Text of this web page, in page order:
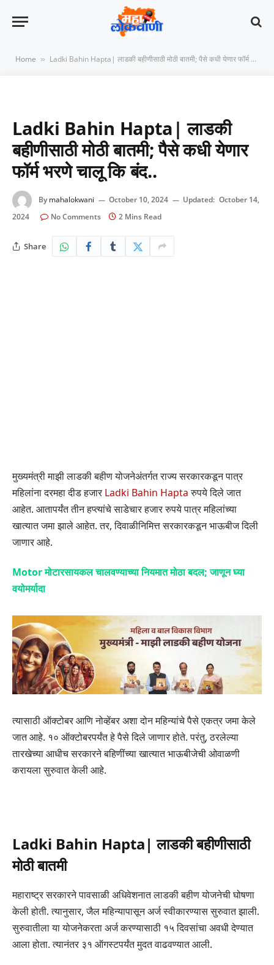
Home » Ladki Bahin Hapta| लाडकी बहीणीसाठी मोठी बातमी; पैसे कधी येणार फॉर्म भरणे चालू कि बंद..
Ladki Bahin Hapta| लाडकी
बहीणीसाठी मोठी बातमी; पैसे कधी येणार
फॉर्म भरणे चालू कि बंद..
By mahalokwani October 10, 2024 Updated: October 14,
2024
No Comments 2 Mins Read
Share
मुख्यमंत्री माझी लाडकी बहीण योजनेअंतर्गत राज्य सरकारकडून पात्र
महिलांना दरमहा दीड हजार Ladki Bahin Haptaरुपये दिले जात
आहेत. आतापर्यंत तीन हप्त्यांचे साडेचार हजार रुपये पात्र महिलांच्या
खात्यात जमा झाले आहेत. तर, दिवाळीनिमित्त सरकारकडून भाऊबीज दिली
जाणार आहे.
Motor मोटारसायकल चालवण्याच्या नियमात मोठा बदल; जाणून घ्या
वयोमर्यादा
त्यासाठी ऑक्टोबर आणि नोव्हेंबर अशा दोन महिन्यांचे पैसे एकत्र जमा केले
जात आहे. १० ऑक्टोबरपर्यंत हे पैसे दिले जाणार होते. परंतु, ठरलेल्या
तारखेच्या आधीच सरकारने बहिणींच्या खात्यात भाऊबीजेची ओवाळणी
करायला सुरुवात केली आहे.
Ladki Bahin Hapta| लाडकी बहीणीसाठी
मोठी बातमी
महाराष्ट्र सरकारने पावसाळी अधिवेशनात लाडकी बहीण योजनेची घोषणा
केली होती. त्यानुसार, जैल महिन्यापासून अर्ज स्वीकारण्यास सुरुवात झाली.
सुरुवातीला या योजनेकरता अर्ज करण्यासाठी १५ दिवसांचा अवधी देण्यात
आला होता. त्यानंतर ३१ ऑगस्टपर्यंत मुदत वाढवण्यात आली.